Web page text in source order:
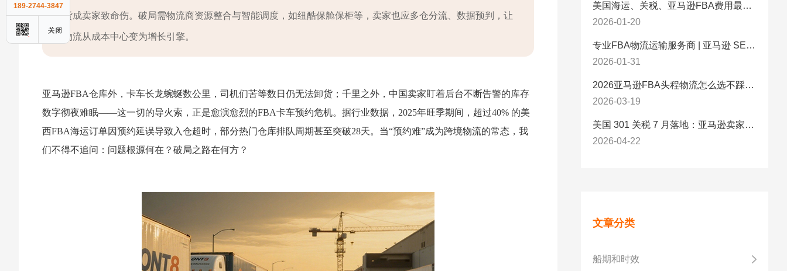
货成卖家致命伤。破局需物流商资源整合与智能调度，如纽酷保舱保柜等，卖家也应多仓分流、数据预判，让
物流从成本中心变为增长引擎。
亚马逊FBA仓库外，卡车长龙蜿蜒数公里，司机们苦等数日仍无法卸货；千里之外，中国卖家盯着后台不断告警的库存
数字彻夜难眠——这一切的导火索，正是愈演愈烈的FBA卡车预约危机。据行业数据，2025年旺季期间，超过40% 的美
西FBA海运订单因预约延误导致入仓超时，部分热门仓库排队周期甚至突破28天。当“预约难”成为跨境物流的常态，我
们不得不追问：问题根源何在？破局之路在何方？
美国海运、关税、亚马逊FBA费用最新政策解读与应对策略（2026版）
2026-01-20
专业FBA物流运输服务商 | 亚马逊 SEND 官方合作伙伴纽酷国际物流
2026-01-31
2026亚马逊FBA头程物流怎么选不踩坑？SEND/FIST/SPN官方认证物流商，只有这家敢承诺“准达率第一”
2026-03-19
美国 301 关税 7 月落地：亚马逊卖家必看的 5 项合规标准与稳交付方案
2026-04-22
文章分类
船期和时效
189-2744-3847